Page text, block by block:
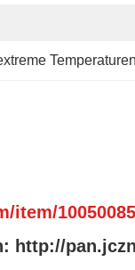
Temperaturen
http://